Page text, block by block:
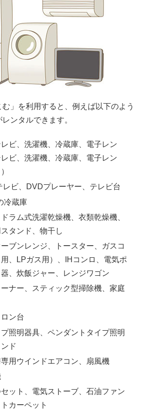
む」を利用すると、例えば以下のよう
ンタルできます。
ビ、洗濯機、冷蔵庫、電子レン
ビ、洗濯機、冷蔵庫、電子レン
レビ、DVDプレーヤー、テレビ台
冷蔵庫
ラム式洗濯乾燥機、衣類乾燥機、
タンド、物干し
ブンレンジ、トースター、ガスコ
、LPガス用）、IHコンロ、電気ポ
、炊飯ジャー、レンジワゴン
ナー、スティック型掃除機、家庭
ン台
照明器具、ペンダントタイプ照明
ド
用ウインドエアコン、扇風機
ット、電気ストーブ、石油ファン
カーペット